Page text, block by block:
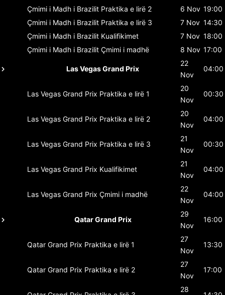
Çmimi i Madh i Brazilit Praktika e lirë 2 6 Nov 19:00
Çmimi i Madh i Brazilit Praktika e lirë 3 7 Nov 14:30
Çmimi i Madh i Brazilit Kualifikimet 7 Nov 18:00
Çmimi i Madh i Brazilit Çmimi i madhë 8 Nov 17:00
Las Vegas Grand Prix
22
Nov
04:00
Las Vegas Grand Prix Praktika e lirë 1
20
Nov
00:30
Las Vegas Grand Prix Praktika e lirë 2
20
Nov
04:00
Las Vegas Grand Prix Praktika e lirë 3
21
Nov
00:30
Las Vegas Grand Prix Kualifikimet
21
Nov
04:00
Las Vegas Grand Prix Çmimi i madhë
22
Nov
04:00
Qatar Grand Prix
29
Nov
16:00
Qatar Grand Prix Praktika e lirë 1
27
Nov
13:30
Qatar Grand Prix Praktika e lirë 2
27
Nov
17:00
28